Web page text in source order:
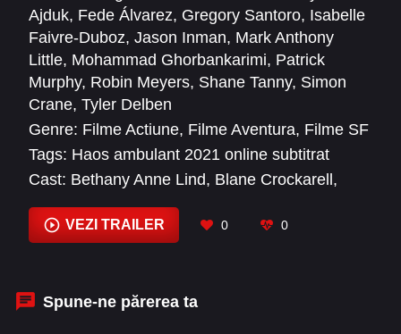
Ajduk, Fede Álvarez, Gregory Santoro, Isabelle
Faivre-Duboz, Jason Inman, Mark Anthony
Little, Mohammad Ghorbankarimi, Patrick
Murphy, Robin Meyers, Shane Tanny, Simon
Crane, Tyler Delben
Genre: Filme Actiune, Filme Aventura, Filme SF
Tags: Haos ambulant 2021 online subtitrat
Cast: Bethany Anne Lind, Blane Crockarell ,
David Oyelowo, Demián Bichir Don Jordan
François Gauthier, Frank Fontaine
VEZI TRAILER 0 0
Spune-ne părerea ta